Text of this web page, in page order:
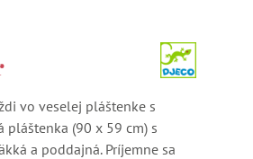
vo veselej pláštenke s
(90 x 59 cm) s
a poddajná. Príjemne sa